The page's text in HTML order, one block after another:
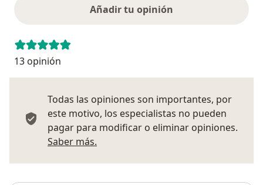
Añadir tu opinión
13 opinión
Todas las opiniones son importantes, por
este motivo, los especialistas no pueden
pagar para modificar o eliminar opiniones.
Saber más.